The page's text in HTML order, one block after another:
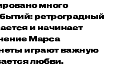
много
ретроградный
и начинает
Марса
играют важную
любви.